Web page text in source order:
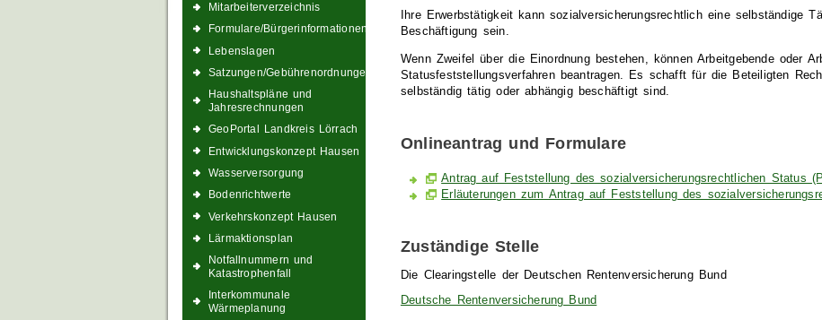
Mitarbeiterverzeichnis
Formulare/Bürgerinformationen
Lebenslagen
Satzungen/Gebührenordnungen
Haushaltspläne und
Jahresrechnungen
GeoPortal Landkreis Lörrach
Entwicklungskonzept Hausen
Wasserversorgung
Bodenrichtwerte
Verkehrskonzept Hausen
Lärmaktionsplan
Notfallnummern und
Katastrophenfall
Interkommunale
Wärmeplanung
Ihre Erwerbstätigkeit kann sozialversicherungsrechtlich eine selbständige
Beschäftigung sein.
Wenn Zweifel über die Einordnung bestehen, können Arbeitgebende oder
Statusfeststellungsverfahren beantragen.
Es schafft für die Beteiligten
selbständig tätig oder abhängig beschäftigt sind.
Onlineantrag und Formulare
Antrag auf Feststellung des sozialversicherungsrechtlichen Status
Erläuterungen zum Antrag auf Feststellung des
Zuständige Stelle
Die Clearingstelle der Deutschen Rentenversicherung Bund
Deutsche Rentenversicherung Bund